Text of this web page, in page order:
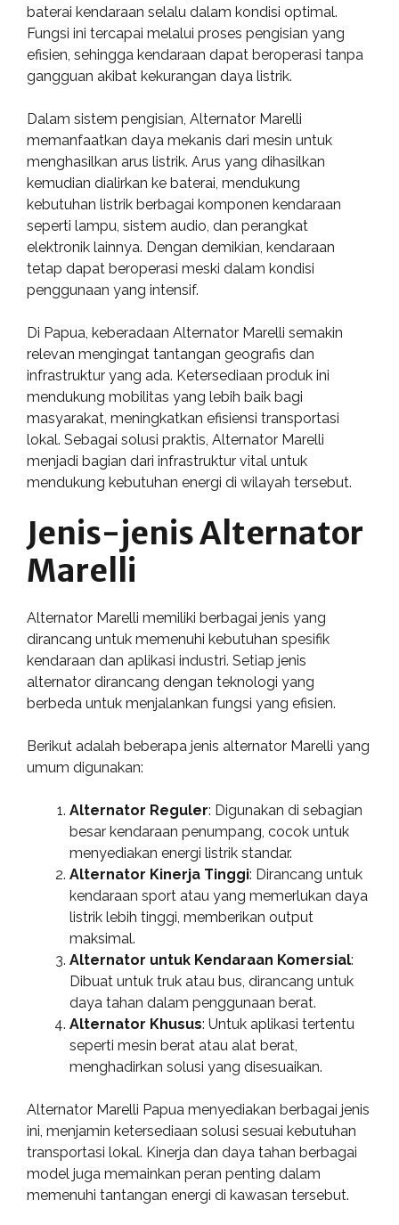
baterai kendaraan selalu dalam kondisi optimal.
Fungsi ini tercapai melalui proses pengisian yang
efisien, sehingga kendaraan dapat beroperasi tanpa
gangguan akibat kekurangan daya listrik.
Dalam sistem pengisian, Alternator Marelli
memanfaatkan daya mekanis dari mesin untuk
menghasilkan arus listrik. Arus yang dihasilkan
kemudian dialirkan ke baterai, mendukung
kebutuhan listrik berbagai komponen kendaraan
seperti lampu, sistem audio, dan perangkat
elektronik lainnya. Dengan demikian, kendaraan
tetap dapat beroperasi meski dalam kondisi
penggunaan yang intensif.
Di Papua, keberadaan Alternator Marelli semakin
relevan mengingat tantangan geografis dan
infrastruktur yang ada. Ketersediaan produk ini
mendukung mobilitas yang lebih baik bagi
masyarakat, meningkatkan efisiensi transportasi
lokal. Sebagai solusi praktis, Alternator Marelli
menjadi bagian dari infrastruktur vital untuk
mendukung kebutuhan energi di wilayah tersebut.
Jenis-jenis Alternator
Marelli
Alternator Marelli memiliki berbagai jenis yang
dirancang untuk memenuhi kebutuhan spesifik
kendaraan dan aplikasi industri. Setiap jenis
alternator dirancang dengan teknologi yang
berbeda untuk menjalankan fungsi yang efisien.
Berikut adalah beberapa jenis alternator Marelli yang
umum digunakan:
Alternator Reguler: Digunakan di sebagian
besar kendaraan penumpang, cocok untuk
menyediakan energi listrik standar.
Alternator Kinerja Tinggi: Dirancang untuk
kendaraan sport atau yang memerlukan daya
listrik lebih tinggi, memberikan output
maksimal.
Alternator untuk Kendaraan Komersial:
Dibuat untuk truk atau bus, dirancang untuk
daya tahan dalam penggunaan berat.
Alternator Khusus: Untuk aplikasi tertentu
seperti mesin berat atau alat berat,
menghadirkan solusi yang disesuaikan.
Alternator Marelli Papua menyediakan berbagai jenis
ini, menjamin ketersediaan solusi sesuai kebutuhan
transportasi lokal. Kinerja dan daya tahan berbagai
model juga memainkan peran penting dalam
memenuhi tantangan energi di kawasan tersebut.